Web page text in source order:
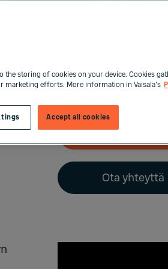
arvonsa yli 20
Uutta: kaksi
MMP8-mittapäästä
vakiopituus 262
pitkä versio 448
Osta verkosta
Ota yhteyttä
the storing of cookies on your device. Cookies
marketing efforts. More information in Vaisala's
Accept all cookies